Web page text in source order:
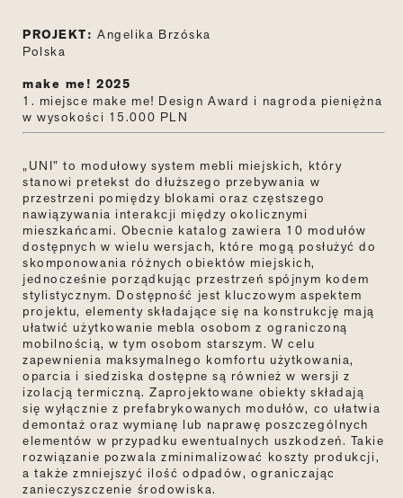
PROJEKT:Angelika Brzóska
Polska
make me! 2025
1. miejsce make me! Design Award i nagroda pieniężna
w wysokości 15.000 PLN
„UNI”to modułowy system mebli miejskich, który
stanowi pretekst do dłuższego przebywania w
przestrzeni pomiędzy blokami oraz częstszego
nawiązywania interakcji między okolicznymi
mieszkańcami. Obecnie katalog zawiera 10 modułów
dostępnych w wielu wersjach, które mogą posłużyć do
skomponowania różnych obiektów miejskich,
jednocześnie porządkując przestrzeń spójnym kodem
stylistycznym. Dostępność jest kluczowym aspektem
projektu, elementy składające się na konstrukcję mają
ułatwić użytkowanie mebla osobom z ograniczoną
mobilnością, w tym osobom starszym. W celu
zapewnienia maksymalnego komfortu użytkowania,
oparcia i siedziska dostępne są również w wersji z
izolacją termiczną. Zaprojektowane obiekty składają
się wyłącznie z prefabrykowanych modułów, co ułatwia
demontaż oraz wymianę lub naprawę poszczególnych
elementów w przypadku ewentualnych uszkodzeń. Takie
rozwiązanie pozwala zminimalizować koszty produkcji,
a także zmniejszyć ilość odpadów, ograniczając
zanieczyszczenie środowiska.